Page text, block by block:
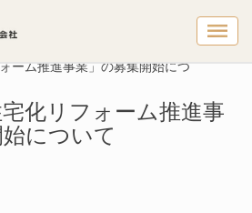
「長期優
ーム推進事業」の募集開始につ
宅化リフォーム推進事
について